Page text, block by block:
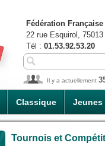
Classique Jeunes
Fédération
22 rue Esquirol,
Tél : 01.53.92.53.20
Il y a actuellement
Tournois et